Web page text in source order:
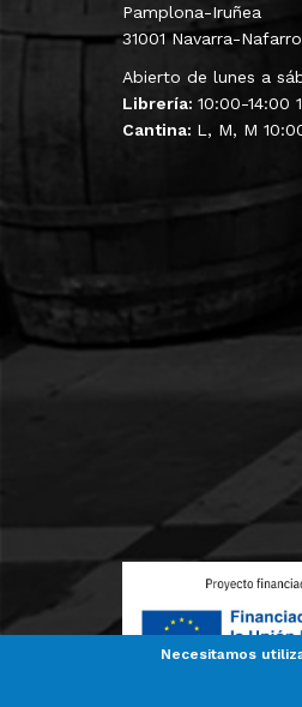
Pamplona-Iruñea
31001 Navarra-
Abierto de lunes a
Librería: 10:00-14:00
Cantina: L, M, M
Necesitamos